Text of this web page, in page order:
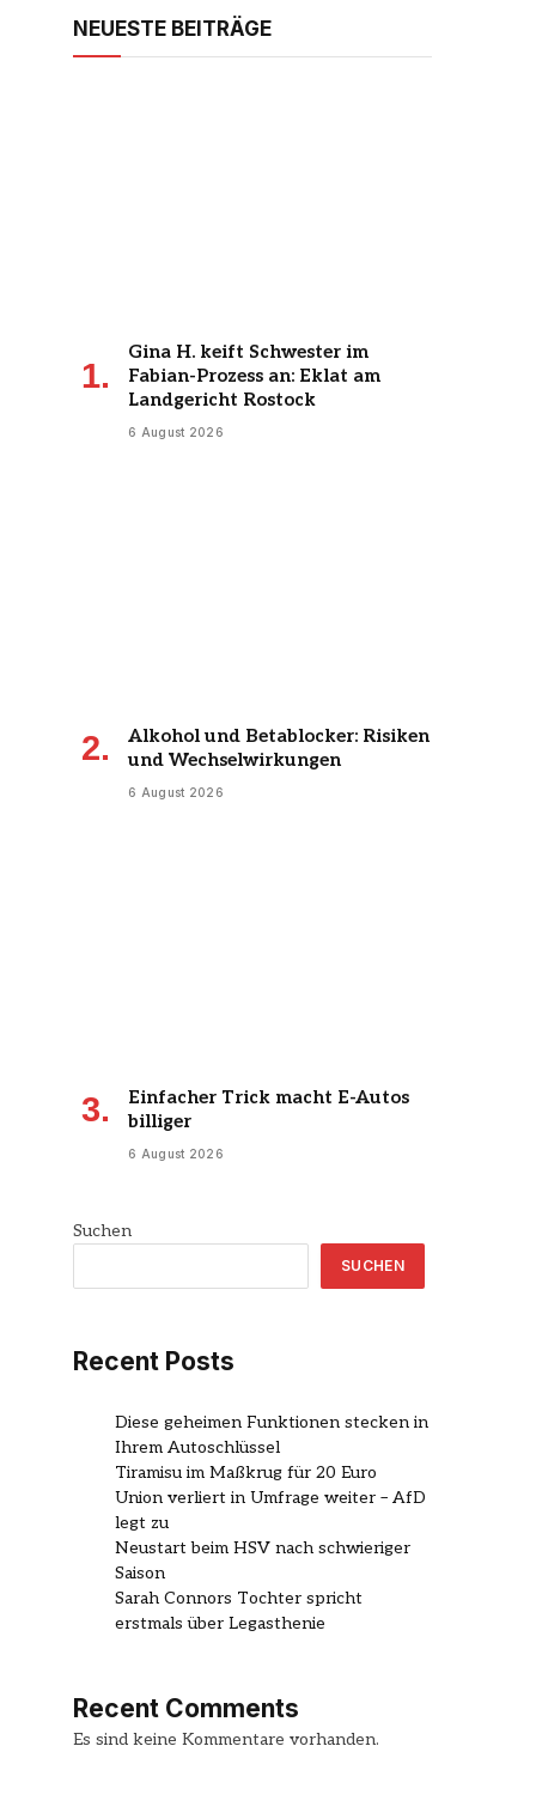
NEUESTE BEITRÄGE
Gina H. keift Schwester im
Fabian-Prozess an: Eklat am
Landgericht Rostock
6 August 2026
Alkohol und Betablocker: Risiken
und Wechselwirkungen
6 August 2026
Einfacher Trick macht E-Autos
billiger
6 August 2026
Suchen
SUCHEN
Recent Posts
Diese geheimen Funktionen stecken in
Ihrem Autoschlüssel
Tiramisu im Maßkrug für 20 Euro
Union verliert in Umfrage weiter – AfD
legt zu
Neustart beim HSV nach schwieriger
Saison
Sarah Connors Tochter spricht
erstmals über Legasthenie
Recent Comments
Es sind keine Kommentare vorhanden.